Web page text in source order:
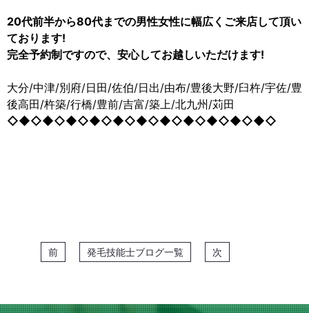
20代前半から80代までの男性女性に幅広くご来店して頂い
ております!
完全予約制ですので、安心してお越しいただけます!
大分/中津/別府/日田/佐伯/日出/由布/豊後大野/臼杵/宇佐/豊
後高田/杵築/行橋/豊前/吉富/築上/北九州/苅田
◇◆◇◆◇◆◇◆◇◆◇◆◇◆◇◆◇◆◇◆◇◆◇
前 発毛技能士ブログ一覧 次